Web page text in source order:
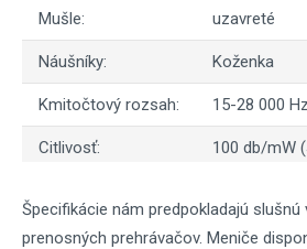
Mušle: uzavreté
Náušníky: Koženka
Kmitočtový rozsah: 15-28 000 Hz
Citlivosť: 100 db/mW
Zaťažiteľnosť: 1,3 W
Špecifikácie nám predpokladajú
prenosných prehrávačov. Meniče